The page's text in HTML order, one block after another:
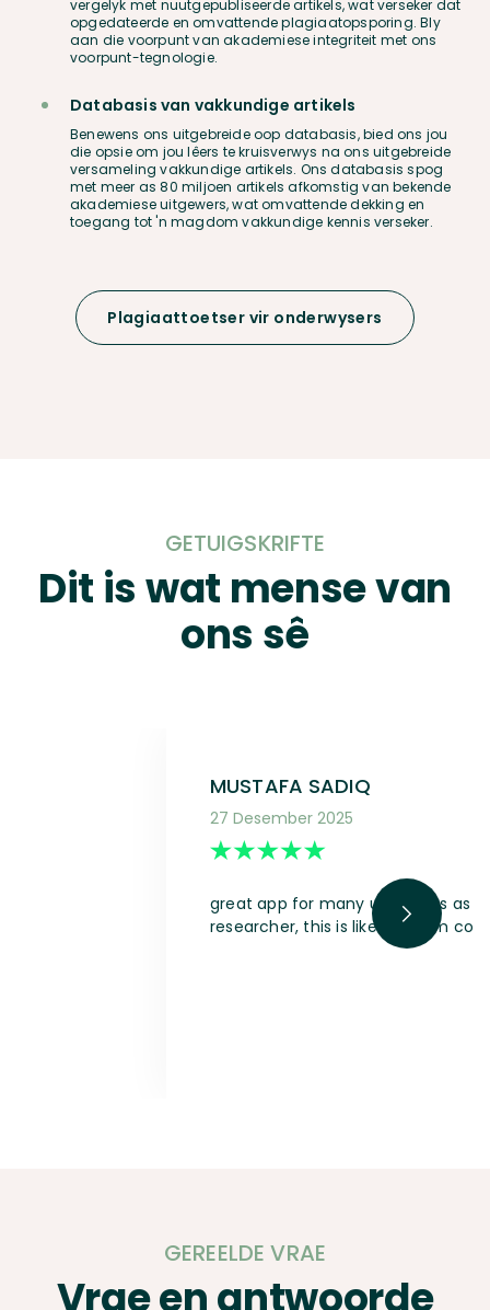
vergelyk met nuutgepubliseerde artikels, wat verseker dat
opgedateerde en omvattende plagiaatopsporing. Bly
aan die voorpunt van akademiese integriteit met ons
voorpunt-tegnologie.
Databasis van vakkundige artikels
Benewens ons uitgebreide oop databasis, bied ons jou
die opsie om jou lêers te kruisverwys na ons uitgebreide
versameling vakkundige artikels. Ons databasis spog
met meer as 80 miljoen artikels afkomstig van bekende
akademiese uitgewers, wat omvattende dekking en
toegang tot 'n magdom vakkundige kennis verseker.
Plagiaattoetser vir onderwysers
GETUIGSKRIFTE
Dit is wat mense van
ons sê
MUSTAFA SADIQ
27 Desember 2025
great app for many use cases as
researcher, this is like a dream
GEREELDE VRAE
Vrae en antwoorde